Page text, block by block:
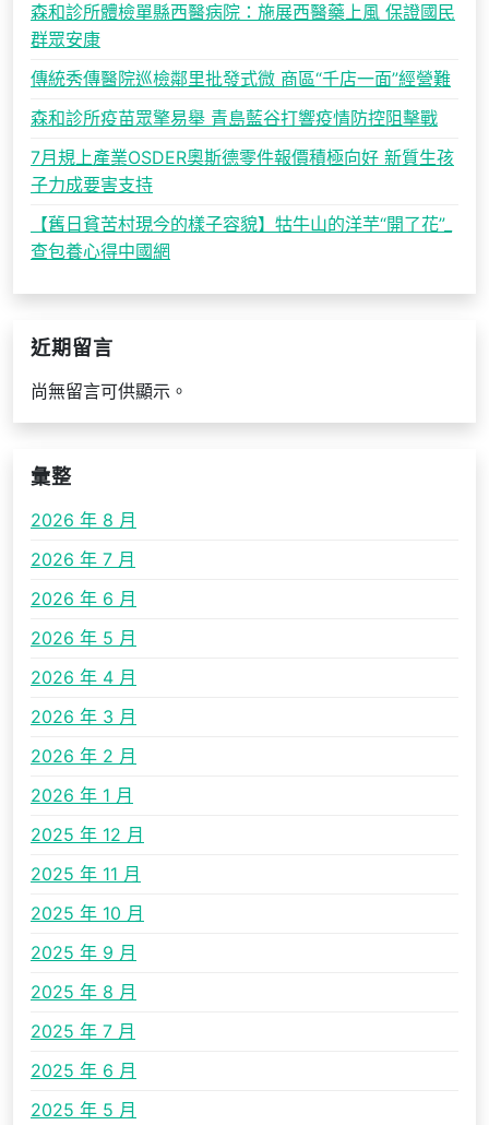
森和診所體檢單縣西醫病院：施展西醫藥上風 保證國民
群眾安康
傳統秀傳醫院巡檢鄰里批發式微 商區“千店一面”經營難
森和診所疫苗眾擎易舉 青島藍谷打響疫情防控阻擊戰
7月規上產業OSDER奧斯德零件報價積極向好 新質生孩
子力成要害支持
【舊日貧苦村現今的樣子容貌】牯牛山的洋芋“開了花”_
查包養心得中國網
近期留言
尚無留言可供顯示。
彙整
2026 年 8 月
2026 年 7 月
2026 年 6 月
2026 年 5 月
2026 年 4 月
2026 年 3 月
2026 年 2 月
2026 年 1 月
2025 年 12 月
2025 年 11 月
2025 年 10 月
2025 年 9 月
2025 年 8 月
2025 年 7 月
2025 年 6 月
2025 年 5 月